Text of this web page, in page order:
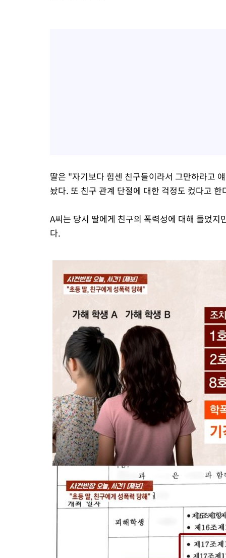
딸은 "자기보다 힘센 친구들이라서 그만하라고
놨다. 또 친구 관계 단절에 대한 걱정도 컸다고 한
A씨는 당시 딸에게 친구의 폭력성에 대해 들었
다.